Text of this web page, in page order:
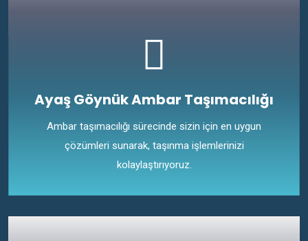
Ayaş Göynük Ambar Taşımacılığı
Ambar taşımacılığı sürecinde sizin için en uygun
çözümleri sunarak, taşınma işlemlerinizi
kolaylaştırıyoruz.